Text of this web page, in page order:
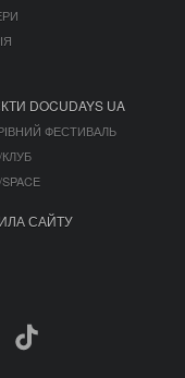
DOCUDAYS UA
ФЕСТИВАЛЬ
КЛУБ
САЙТУ